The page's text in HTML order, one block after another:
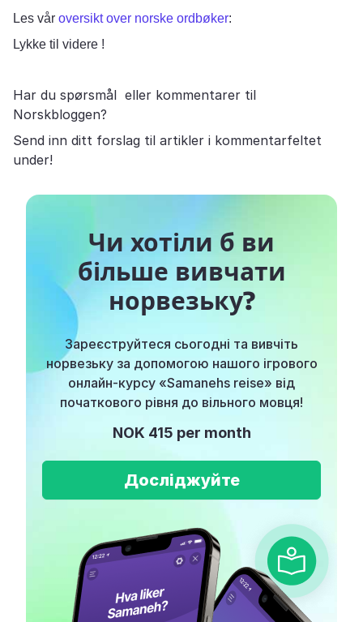
Les vår oversikt over norske ordbøker:
Lykke til videre !
Har du spørsmål eller kommentarer til
Norskbloggen?
Send inn ditt forslag til artikler i kommentarfeltet
under!
Чи хотіли б ви
більше вивчати
норвезьку?
Зареєструйтеся сьогодні та вивчіть
норвезьку за допомогою нашого ігрового
онлайн-курсу «Samanehs reise» від
початкового рівня до вільного мовця!
NOK 415 per month
Досліджуйте